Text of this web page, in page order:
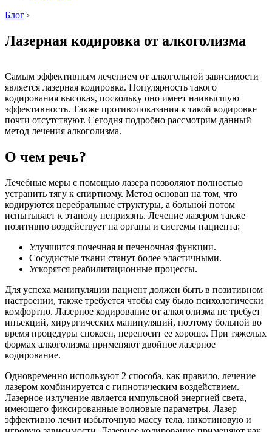
Блог ›
Лазерная кодировка от алкоголизма
Самым эффективным лечением от алкогольной зависимости
является лазерная кодировка. Популярность такого
кодирования высокая, поскольку оно имеет наивысшую
эффективность. Также противопоказания к такой кодировке
почти отсутствуют. Сегодня подробно рассмотрим данный
метод лечения алкоголизма.
О чем речь?
Лечебные меры с помощью лазера позволяют полностью
устранить тягу к спиртному. Метод основан на том, что
кодируются церебральные структуры, а больной потом
испытывает к этанолу неприязнь. Лечение лазером также
позитивно воздействует на органы и системы пациента:
Улучшится почечная и печеночная функции.
Сосудистые ткани станут более эластичными.
Ускорятся реабилитационные процессы.
Для успеха манипуляции пациент должен быть в позитивном
настроении, также требуется чтобы ему было психологически
комфортно. Лазерное кодирование от алкоголизма не требует
инъекций, хирургических манипуляций, поэтому больной во
время процедуры спокоен, переносит ее хорошо. При тяжелых
формах алкоголизма применяют двойное лазерное
кодирование.
Одновременно используют 2 способа, как правило, лечение
лазером комбинируется с гипнотическим воздействием.
Лазерное излучение является импульсной энергией света,
имеющего фиксированные волновые параметры. Лазер
эффективно лечит избыточную массу тела, никотиновую и